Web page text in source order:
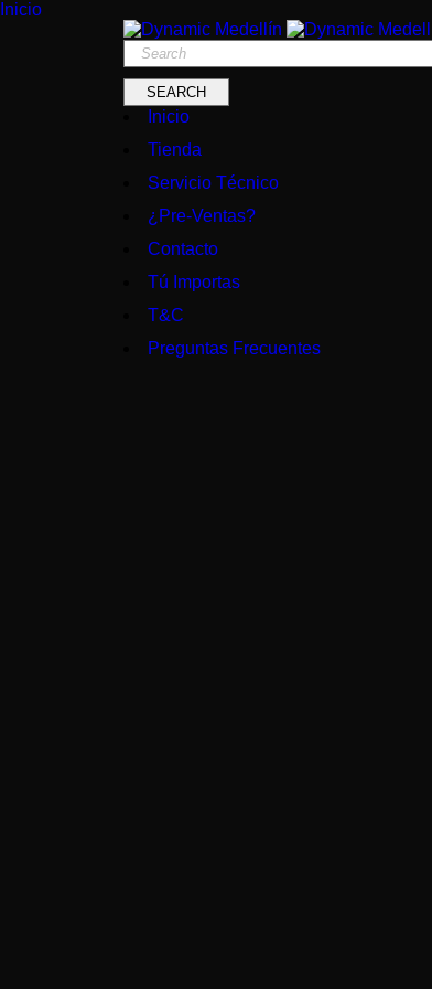
Inicio
Inicio
Tienda
Servicio Técnico
¿Pre-Ventas?
Contacto
Tú Importas
T&C
Preguntas Frecuentes